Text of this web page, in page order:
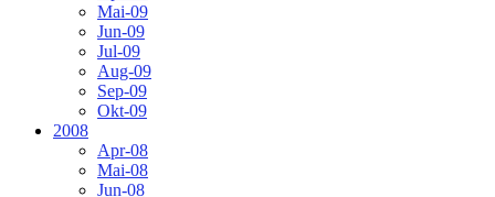
Mai-09
Jun-09
Jul-09
Aug-09
Sep-09
Okt-09
2008
Apr-08
Mai-08
Jun-08